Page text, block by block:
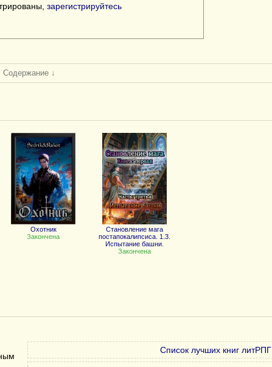
зарегистрируйтесь
Содержание ↓
Охотник
Закончена
Становление мага
постапокалипсиса. 1.3.
Испытание башни.
Закончена
Список лучших книг литРПГ